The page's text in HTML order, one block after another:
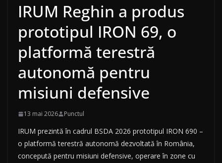
IRUM Reghin a produs
prototipul IRON 69, o
platformă terestră
autonomă pentru
misiuni defensive
13 mai 2026 Punctul
IRUM prezintă în cadrul BSDA 2026 prototipul IRON 690 –
o platformă terestră autonomă dezvoltată în România,
concepută pentru misiuni defensive, operare în zone cu